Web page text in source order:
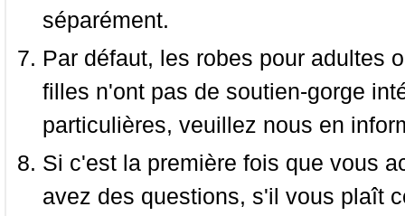
séparément.
Par défaut, les robes pour adultes
filles n'ont pas de soutien-gorge
particulières, veuillez nous en
Si c'est la première fois que vous
avez des questions, s'il vous plaît